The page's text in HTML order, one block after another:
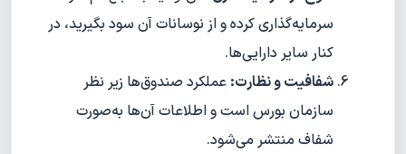
سرمایه‌گذاری کرده و از نوسانات آن سود بگیرید، در
کنار سایر دارایی‌ها.
شفافیت و نظارت: عملکرد صندوق‌ها زیر نظر
سازمان بورس است و اطلاعات آن‌ها به‌صورت
شفاف منتشر می‌شود.